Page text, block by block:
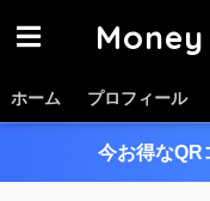
ホーム プロフィール
今お得なQR